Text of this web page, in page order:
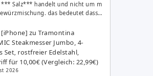
*** Salz*** handelt und nicht um m
das bedeutet dass…
zuTramontina
Steakmesser Jumbo, 4-
Set, rostfreier Edelstahl,
für 10,00€ (Vergleich: 22,99€)
2026